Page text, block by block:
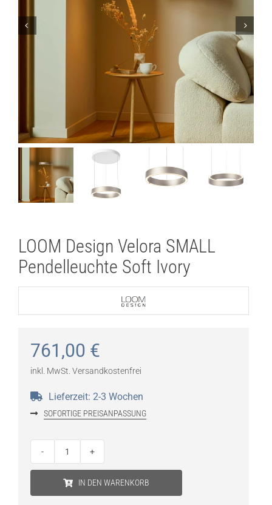
Lichtplanung
Sale
LOOM Design Velora SMALL
Pendelleuchte Soft Ivory
761,00 €
inkl. MwSt. Versandkostenfrei
Lieferzeit: 2-3 Wochen
SOFORTIGE PREISANPASSUNG
IN DEN WARENKORB